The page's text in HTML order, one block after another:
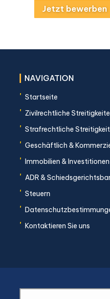
Jetzt bewerben
NAVIGATION
' Startseite
' Zivilrechtliche
' Strafrechtliche
' Geschäftlich &
' Immobilien & Investitionen
' ADR &
' Steuern
'
' Kontaktieren Sie uns